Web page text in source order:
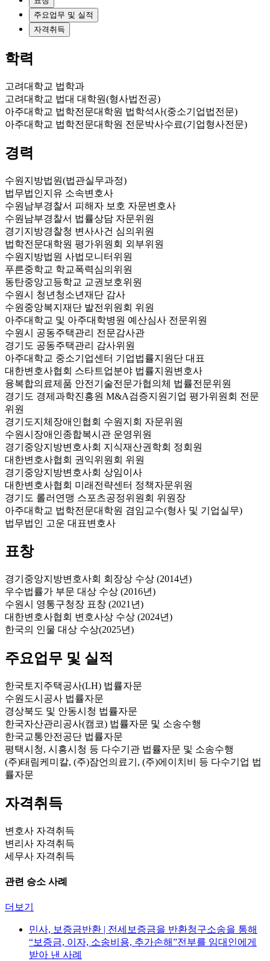
주요업무 및 실적
자격취득
학력
고려대학교 법학과
고려대학교 법대 대학원(형사법전공)
아주대학교 법학전문대학원 법학석사(중소기업법전문)
아주대학교 법학전문대학원 전문박사수료(기업형사전문)
경력
수원지방법원(법관실무과정)
법무법인지유 소속변호사
수원남부경찰서 피해자 보호 자문변호사
수원남부경찰서 법률상담 자문위원
경기지방경찰청 변사사건 심의위원
법학전문대학원 평가위원회 외부위원
수원지방법원 사법모니터위원
푸른중학교 학교폭력심의위원
동탄중앙고등학교 교권보호위원
수원시 청년청소년재단 감사
수원중앙복지재단 발전위원회 위원
아주대학교 및 아주대학병원 예산심사 전문위원
수원시 공동주택관리 전문감사관
경기도 공동주택관리 감사위원
아주대학교 중소기업센터 기업법률지원단 대표
대한변호사협회 스타트업분야 법률지원변호사
융복합의료제품 안전기술전문가협의체 법률전문위원
경기도 경제과학진흥원 M&A검증지원기업 평가위원회 전문
위원
경기도지체장애인협회 수원지회 자문위원
수원시장애인종합복시관 운영위원
경기중앙지방변호사회 지식재산권학회 정회원
대한변호사협회 권익위원회 위원
경기중앙지방변호사회 상임이사
대한변호사협회 미래전략센터 정책자문위원
경기도 롤러연맹 스포츠공정위원회 위원장
아주대학교 법학전문대학원 겸임교수(형사 및 기업실무)
법무법인 고운 대표변호사
표창
경기중앙지방변호사회 회장상 수상 (2014년)
우수법률가 부문 대상 수상 (2016년)
수원시 영통구청장 표창 (2021년)
대한변호사협회 변호사상 수상 (2024년)
한국의 인물 대상 수상(2025년)
주요업무 및 실적
한국토지주택공사(LH) 법률자문
수원도시공사 법률자문
경상북도 및 안동시청 법률자문
한국자산관리공사(캠코) 법률자문 및 소송수행
한국교통안전공단 법률자문
평택시청, 시흥시청 등 다수기관 법률자문 및 소송수행
(주)태림케미칼, (주)잠언의료기, (주)에이치비 등 다수기업 법
률자문
자격취득
변호사 자격취득
변리사 자격취득
세무사 자격취득
관련 승소 사례
더보기
민사, 보증금반환 | 전세보증금을 반환청구소송을 통해
“보증금, 이자, 소송비용, 추가손해”전부를 임대인에게
받아 낸 사례